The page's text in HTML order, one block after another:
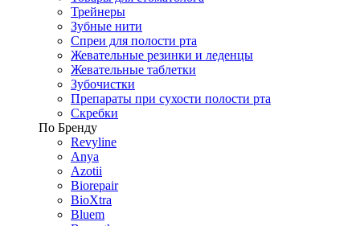
Трейнеры
Зубные нити
Спреи для полости рта
Жевательные резинки и леденцы
Жевательные таблетки
Зубочистки
Препараты при сухости полости рта
Скребки
По Бренду
Revyline
Anya
Azotii
Biorepair
BioXtra
Bluem